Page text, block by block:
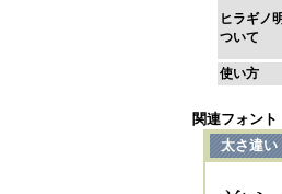
ヒラギノ
ついて
使い方
関連フォント
太さ違い